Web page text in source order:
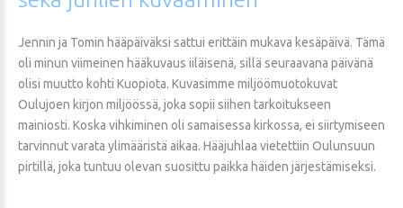
Jennin ja Tomin hääpäiväksi sattui erittäin mukava kesäpäivä. Tämä
oli minun viimeinen hääkuvaus iiläisenä, sillä seuraavana päivänä
olisi muutto kohti Kuopiota. Kuvasimme miljöömuotokuvat
Oulujoen kirjon miljöössä, joka sopii siihen tarkoitukseen
mainiosti. Koska vihkiminen oli samaisessa kirkossa, ei siirtymiseen
tarvinnut varata ylimääristä aikaa. Hääjuhlaa vietettiin Oulunsuun
pirtillä, joka tuntuu olevan suosittu paikka häiden järjestämiseksi.